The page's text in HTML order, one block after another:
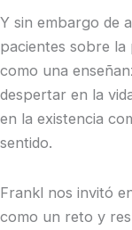
Y sin embargo de
pacientes sobre la
como una
despertar en la
en la existencia
sentido.
Frankl nos invitó
como un reto y